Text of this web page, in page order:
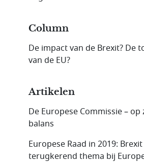
Column
De impact van de Brexit? De
van de EU?
Artikelen
De Europese Commissie –
balans
Europese Raad in 2019: Brexit
terugkerend thema bij